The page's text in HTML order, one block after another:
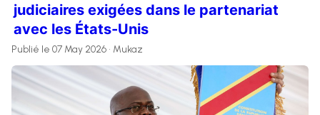
judiciaires exigées dans le partenariat
avec les États-Unis
Publié le 07 May 2026 • Mukaz